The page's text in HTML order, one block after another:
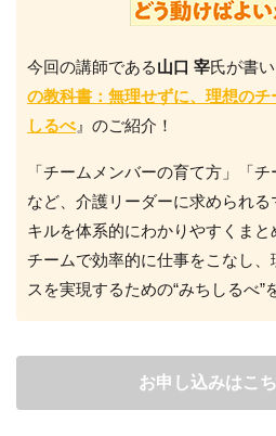
今回の講師である山口 宰氏が書
の教科書：無理せずに、理想の
しるべ』のご紹介！
「チームメンバーの育て方」「
など、介護リーダーに求められ
キルを体系的にわかりやすくまと
チームで効率的に仕事をこなし
スを実現するための“みちしるべ”
お申し込みはこち